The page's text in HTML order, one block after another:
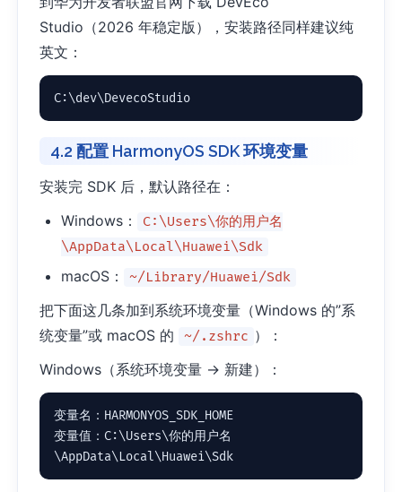
Studio（2026 年稳定版），安装路径同样建议纯
英文：
C:\dev\DevecoStudio
4.2 配置 HarmonyOS SDK 环境变量
安装完 SDK 后，默认路径在：
Windows：
C:\Users\你的用户名
\AppData\Local\Huawei\Sdk
macOS： ~/Library/Huawei/Sdk
把下面这几条加到系统环境变量（Windows 的”系
统变量”或 macOS 的
~/.zshrc ）：
Windows（系统环境变量 → 新建）：
变量名：HARMONYOS_SDK_HOME
变量值：C:\Users\你的用户名
\AppData\Local\Huawei\Sdk